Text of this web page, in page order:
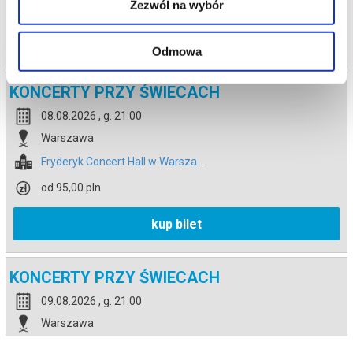
Zezwól na wybór
Odmowa
KONCERTY PRZY ŚWIECACH
08.08.2026 , g. 21:00
Warszawa
Fryderyk Concert Hall w Warsza...
od 95,00 pln
kup bilet
KONCERTY PRZY ŚWIECACH
09.08.2026 , g. 21:00
Warszawa